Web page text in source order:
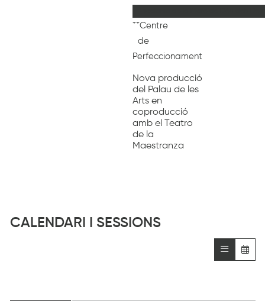
++Centre
de
Perfeccionament
Nova producció
del Palau de les
Arts en
coproducció
amb el Teatro
de la
Maestranza
CALENDARI I SESSIONS